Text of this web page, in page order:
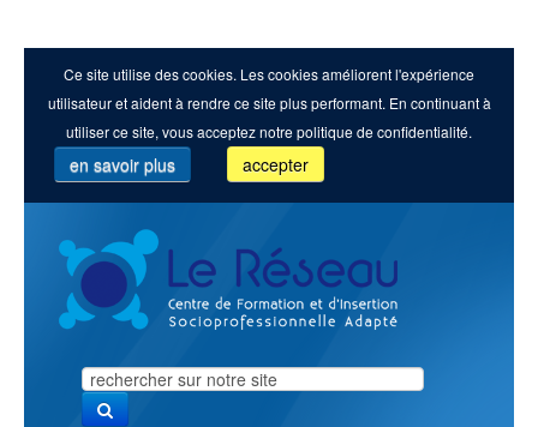
Ce site utilise des cookies. Les cookies améliorent l'expérience
utilisateur et aident à rendre ce site plus performant. En continuant à
utiliser ce site, vous acceptez notre politique de confidentialité.
en savoir plus accepter
Search
...